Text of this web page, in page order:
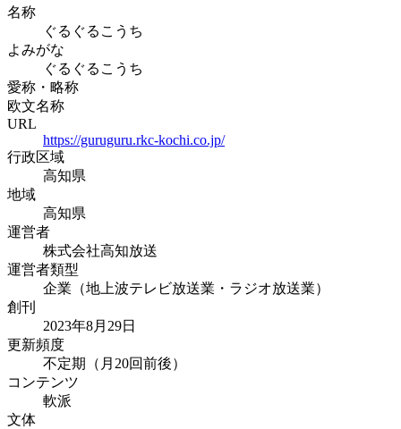
名称
ぐるぐるこうち
よみがな
ぐるぐるこうち
愛称・略称
欧文名称
URL
https://guruguru.rkc-kochi.co.jp/
行政区域
高知県
地域
高知県
運営者
株式会社高知放送
運営者類型
企業（地上波テレビ放送業・ラジオ放送業）
創刊
2023年8月29日
更新頻度
不定期（月20回前後）
コンテンツ
軟派
文体